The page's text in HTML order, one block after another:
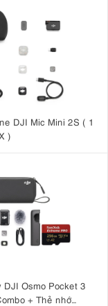
DJI Mic Mini 2S ( 1
)
DJI Osmo Pocket 3
+ Thẻ nhớ